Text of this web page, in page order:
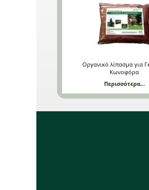
Οργανικό λίπασμα για
Κωνοφόρα
Περισσότερα...